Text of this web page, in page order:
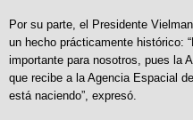
Por su parte, el Presidente
un hecho prácticamente histórico:
importante para nosotros, pues la
que recibe a la Agencia Espacial
está naciendo”, expresó.